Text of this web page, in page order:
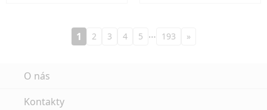
1 2 3 4 5 … 193 »
O nás
Kontakty